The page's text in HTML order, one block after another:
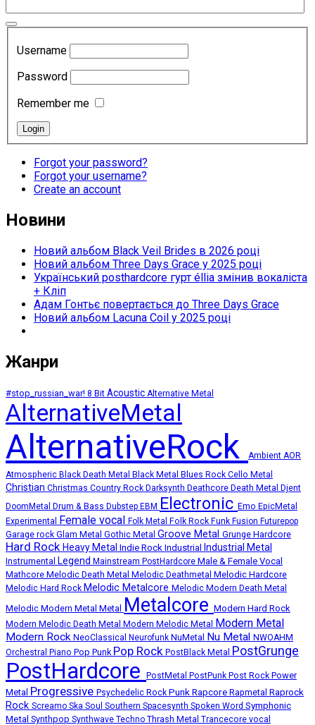
Username
Password
Remember me
Forgot your password?
Forgot your username?
Create an account
Новини
Новий альбом Black Veil Brides в 2026 році
Новий альбом Three Days Grace у 2025 році
Український posthardcore гурт éllia змінив вокаліста
+ Кліп
Адам Гонтьє повертається до Three Days Grace
Новий альбом Lacuna Coil у 2025 році
Жанри
#stop_russian_war! 8 Bit Acoustic Alternative Metal
AlternativeMetal
AlternativeRock Ambient AOR
Atmospheric Black Death Metal Black Metal Blues Rock Cello Metal
Christian Christmas Country Rock Darksynth Deathcore Death Metal Djent
DoomMetal Drum & Bass Dubstep EBM Electronic Emo EpicMetal
Experimental Female vocal Folk Metal Folk Rock Funk Fusion Futurepop
Garage rock Glam Metal Gothic Metal Groove Metal Grunge Hardcore
Hard Rock Heavy Metal Indie Rock Industrial Industrial Metal
Instrumental Legend Mainstream PostHardcore Male & Female Vocal
Mathcore Melodic Death Metal Melodic Deathmetal Melodic Hardcore
Melodic Hard Rock Melodic Metalcore Melodic Modern Death Metal
Melodic Modern Metal Metal Metalcore Modern Hard Rock
Modern Melodic Death Metal Modern Melodic Metal Modern Metal
Modern Rock NeoClassical Neurofunk NuMetal Nu Metal NWOAHM
Orchestral Piano Pop Punk Pop Rock PostBlack Metal PostGrunge
PostHardcore PostMetal PostPunk Post Rock Power
Metal Progressive Psychedelic Rock Punk Rapcore Rapmetal Raprock
Rock Screamo Ska Soul Southern Spacesynth Spoken Word Symphonic
Metal Synthpop Synthwave Techno Thrash Metal Trancecore vocal